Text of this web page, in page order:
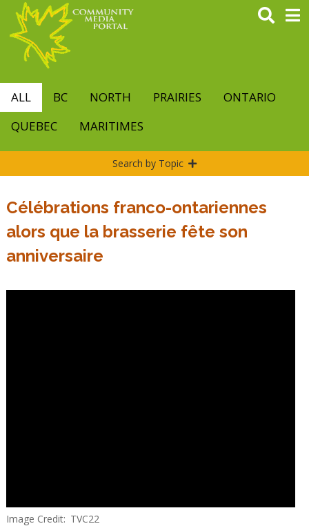
main
content
ALL BC NORTH PRAIRIES
ONTARIO
QUEBEC
MARITIMES
Search by Topic
Célébrations franco-ontariennes
alors que la brasserie fête son
anniversaire
Image Credit TVC22